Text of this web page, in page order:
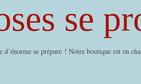
se
d’énorme se prépare ! Notre boutique est en